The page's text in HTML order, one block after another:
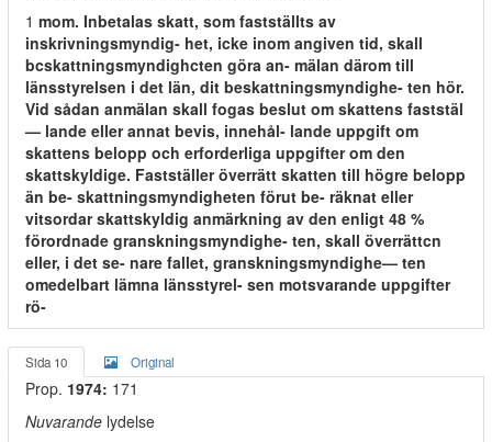
1 mom. Inbetalas skatt, som fastställts av
inskrivningsmyndig- het, icke inom angiven tid, skall
bcskattningsmyndighcten göra an- mälan därom till
länsstyrelsen i det län, dit beskattningsmyndighe- ten hör.
Vid sådan anmälan skall fogas beslut om skattens faststäl
— lande eller annat bevis, innehål- lande uppgift om
skattens belopp och erforderliga uppgifter om den
skattskyldige. Fastställer överrätt skatten till högre belopp
än be- skattningsmyndigheten förut be- räknat eller
vitsordar skattskyldig anmärkning av den enligt 48 %
förordnade granskningsmyndighe- ten, skall överrättcn
eller, i det se- nare fallet, granskningsmyndighe— ten
omedelbart lämna länsstyrel- sen motsvarande uppgifter
rö-
Sida 10 Original
Prop. 1974: 171
Nuvarande lydelse